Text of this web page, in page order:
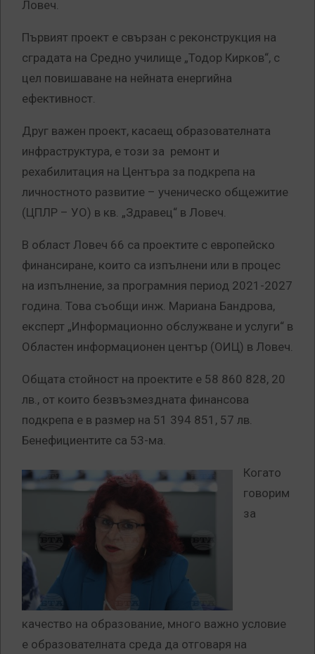
Ловеч.
Първият проект е свързан с реконструкция на
сградата на Средно училище „Тодор Кирков“, с
цел повишаване на нейната енергийна
ефективност.
Друг важен проект, касаещ образователната
инфраструктура, е този за ремонт и
рехабилитация на Центъра за подкрепа на
личностното развитие – ученическо общежитие
(ЦПЛР – УО) в кв. „Здравец“ в Ловеч.
В област Ловеч 66 са проектите с европейско
финансиране, които са изпълнени или в процес
на изпълнение, за програмния период 2021-2027
година. Това съобщи инж. Мариана Бандрова,
експерт „Информационно обслужване и услуги“ в
Областен информационен център (ОИЦ) в Ловеч.
Общата стойност на проектите е 58 860 828, 20
лв., от които безвъзмездната финансова
подкрепа е в размер на 51 394 851, 57 лв.
Бенефициентите са 53-ма.
Когато
говорим
за
качество на образование, много важно условие
е образователната среда да отговаря на